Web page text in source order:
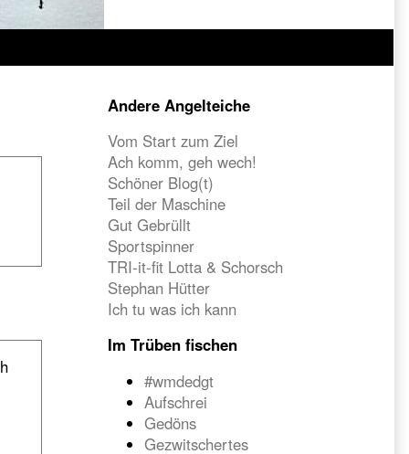
Primary
Sidebar
Andere Angelteiche
Vom Start zum Ziel
Ach komm, geh wech!
Schöner Blog(t)
Teil der Maschine
Gut Gebrüllt
Sportspinner
TRI-it-fit Lotta & Schorsch
Stephan Hütter
Ich tu was ich kann
Im Trüben fischen
#wmdedgt
Aufschrei
Gedöns
Gezwitschertes